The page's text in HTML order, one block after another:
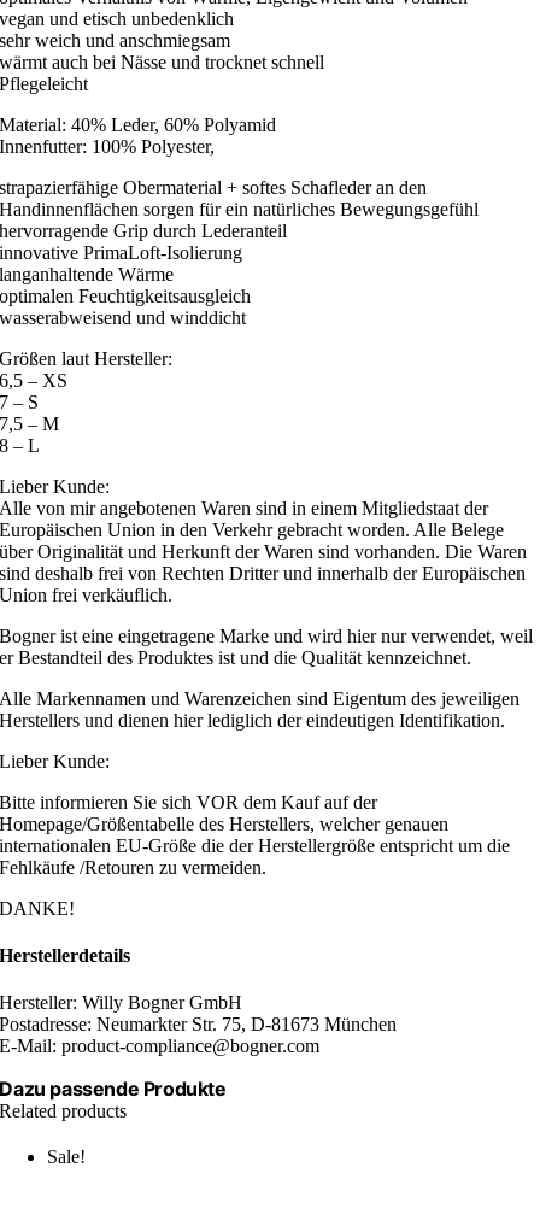
vegan und etisch unbedenklich
sehr weich und anschmiegsam
wärmt auch bei Nässe und trocknet schnell
Pflegeleicht
Material: 40% Leder, 60% Polyamid
Innenfutter: 100% Polyester,
strapazierfähige Obermaterial + softes Schafleder an den
Handinnenflächen sorgen für ein natürliches Bewegungsgefühl
hervorragende Grip durch Lederanteil
innovative PrimaLoft-Isolierung
langanhaltende Wärme
optimalen Feuchtigkeitsausgleich
wasserabweisend und winddicht
Größen laut Hersteller:
6,5 – XS
7 – S
7,5 – M
8 – L
Lieber Kunde:
Alle von mir angebotenen Waren sind in einem Mitgliedstaat der
Europäischen Union in den Verkehr gebracht worden. Alle Belege
über Originalität und Herkunft der Waren sind vorhanden. Die Waren
sind deshalb frei von Rechten Dritter und innerhalb der Europäischen
Union frei verkäuflich.
Bogner ist eine eingetragene Marke und wird hier nur verwendet, weil
er Bestandteil des Produktes ist und die Qualität kennzeichnet.
Alle Markennamen und Warenzeichen sind Eigentum des jeweiligen
Herstellers und dienen hier lediglich der eindeutigen Identifikation.
Lieber Kunde:
Bitte informieren Sie sich VOR dem Kauf auf der
Homepage/Größentabelle des Herstellers, welcher genauen
internationalen EU-Größe die der Herstellergröße entspricht um die
Fehlkäufe /Retouren zu vermeiden.
DANKE!
Herstellerdetails
Hersteller: Willy Bogner GmbH
Postadresse: Neumarkter Str. 75, D-81673 München
E-Mail: product-compliance@bogner.com
Dazu passende Produkte
Related products
Sale!